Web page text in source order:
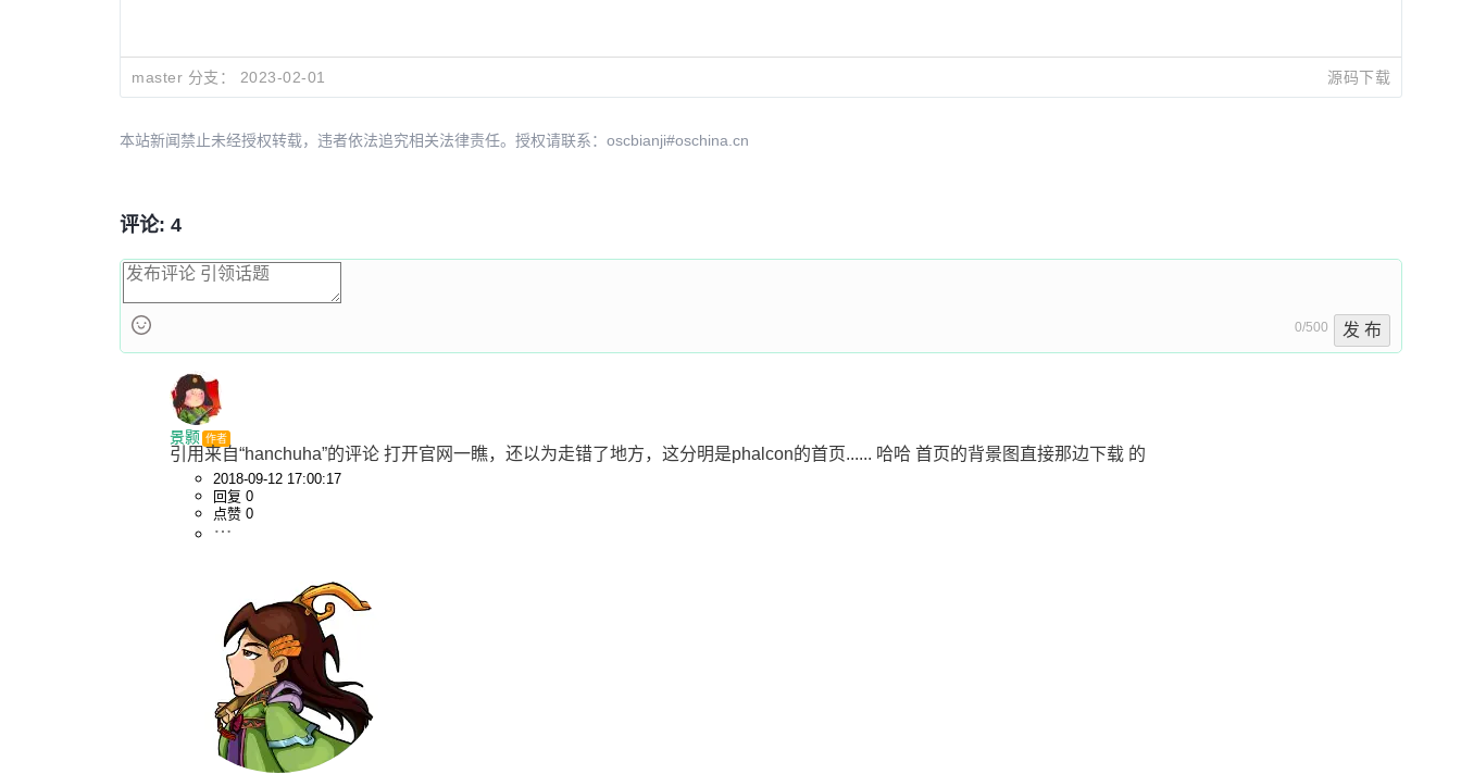
master 分支： 2023-02-01 源码下载
本站新闻禁止未经授权转载，违者依法追究相关法律责任。授权请联系：oscbianji#oschina.cn
评论: 4
0/500 发 布
景颢 作者
引用来自“hanchuha”的评论 打开官网一瞧，还以为走错了地方，这分明是phalcon的首页...... 哈哈 首页的背景图直接那边下载 的
2018-09-12 17:00:17
回复 0
点赞 0